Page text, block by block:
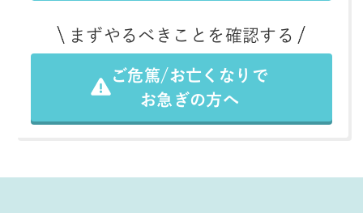
まずやるべきことを確認する
ご危篤/お亡くなりで
お急ぎの方へ